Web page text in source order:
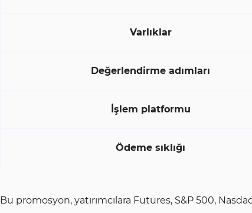
Varlıklar
Değerlendirme adımları
İşlem platformu
Ödeme sıklığı
Bu promosyon, yatırımcılara Futures, S&P 500,